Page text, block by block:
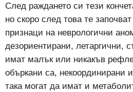
След раждането си тези
но скоро след това те
признаци на неврологични
дезориентирани, летаргични,
имат малък или никакъв
объркани са, некоординирани
така могат да имат и